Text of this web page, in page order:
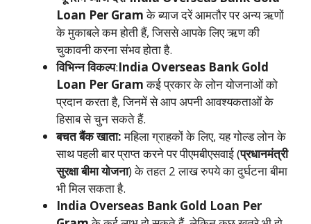
Loan Per Gramके ब्याज दरें आमतौर पर अन्य ऋणों
के मुकाबले कम होती हैं, जिससे आपके लिए ऋण की
चुकावनी करना संभव होता है.
विभिन्न विकल्प:India Overseas Bank Gold
Loan Per Gramकई प्रकार के लोन योजनाओं को
प्रदान करता है, जिनमें से आप अपनी आवश्यकताओं के
हिसाब से चुन सकते हैं.
बचत बैंक खाता:महिला ग्राहकों के लिए, यह गोल्ड लोन के
साथ पहली बार प्राप्त करने पर पीएमबीएसवाई (प्रधानमंत्री
सुरक्षा बीमा योजना) के तहत 2 लाख रुपये का दुर्घटना बीमा
भी मिल सकता है.
India Overseas Bank Gold Loan Per